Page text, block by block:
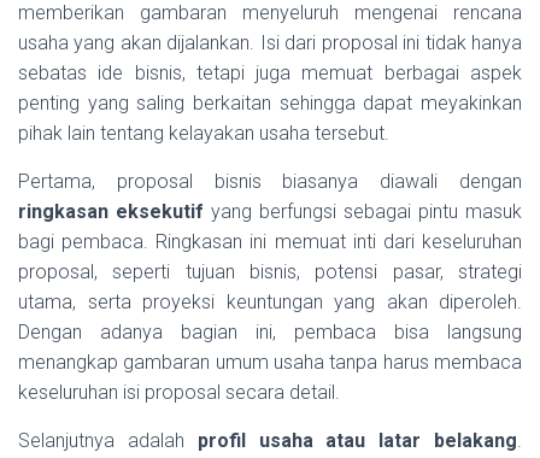
memberikan gambaran menyeluruh mengenai rencana
usaha yang akan dijalankan. Isi dari proposal ini tidak hanya
sebatas ide bisnis, tetapi juga memuat berbagai aspek
penting yang saling berkaitan sehingga dapat meyakinkan
pihak lain tentang kelayakan usaha tersebut.
Pertama, proposal bisnis biasanya diawali dengan
ringkasan eksekutif yang berfungsi sebagai pintu masuk
bagi pembaca. Ringkasan ini memuat inti dari keseluruhan
proposal, seperti tujuan bisnis, potensi pasar, strategi
utama, serta proyeksi keuntungan yang akan diperoleh.
Dengan adanya bagian ini, pembaca bisa langsung
menangkap gambaran umum usaha tanpa harus membaca
keseluruhan isi proposal secara detail.
Selanjutnya adalah profil usaha atau latar belakang.